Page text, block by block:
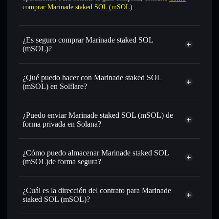
comprar Marinade staked SOL (mSOL).
¿Es seguro comprar Marinade staked SOL
(mSOL)?
Marinade staked SOL (mSOL) token verificado
¿Qué puedo hacer con Marinade staked SOL
(mSOL) en Solflare?
Marinade staked SOL (mSOL)
cartera de
Intercambiar al instante
de órdenes inteligente para el mejor precio disponible
Establecer órdenes límite: automatizar las operaciones en
tu precio objetivo para MSOL
Utilizar DCA: promedio de coste en dólares en MSOL a lo
Enviar de forma privada
: transferir MSOL sin vincular
públicamente las carteras usando el agregador de privacidad
integrado de Solflare
¿Puedo enviar Marinade staked SOL (mSOL) de
forma privada en Solana?
cartera de Solflare
agregador de
Marinade staked SOL (mSOL)
¿Cómo puedo almacenar Marinade staked SOL
(mSOL)de forma segura?
Marinade staked SOL
¿Cuál es la dirección del contrato para Marinade
staked SOL (mSOL)?
Marinade